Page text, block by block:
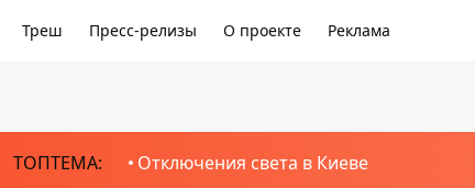
Треш Пресс-релизы О проекте Реклама
ТОПТЕМА: Отключения света в Киеве